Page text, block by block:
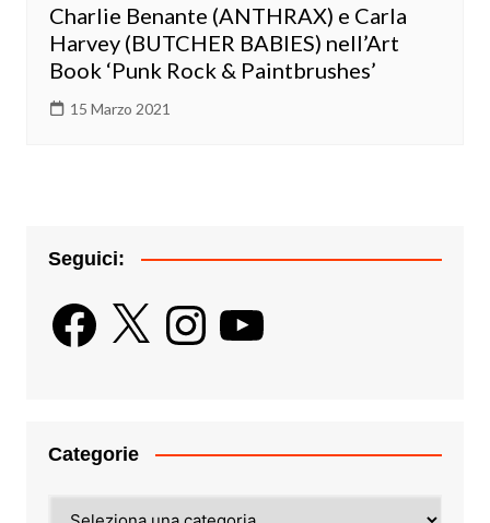
Charlie Benante (ANTHRAX) e Carla
Harvey (BUTCHER BABIES) nell’Art
Book ‘Punk Rock & Paintbrushes’
15 Marzo 2021
Seguici:
Facebook
X InstagramYouTube
Categorie